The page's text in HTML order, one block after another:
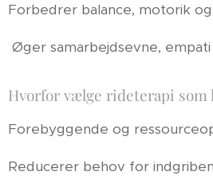
Forbedrer balance, motorik
Øger samarbejdsevne,
Hvorfor vælge rideterapi som
Forebyggende og
Reducerer behov for